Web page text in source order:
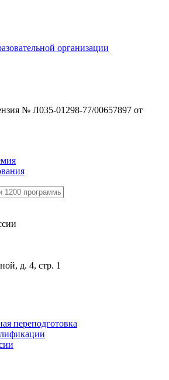
организации
№ Л035-01298-77/00657897 от
д. 4, стр. 1
переподготовка